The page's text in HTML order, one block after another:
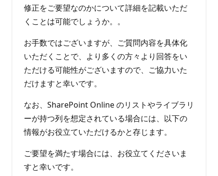
修正をご要望なのかについて詳細を記載いただ
くことは可能でしょうか。。
お手数ではございますが、ご質問内容を具体化
いただくことで、より多くの方々より回答をい
ただける可能性がございますので、ご協力いた
だけますと幸いです。
なお、SharePoint Online のリストやライブラリ
ーが持つ列を想定されている場合には、以下の
情報がお役立ていただけるかと存じます。
ご要望を満たす場合には、お役立てくださいま
すと幸いです。